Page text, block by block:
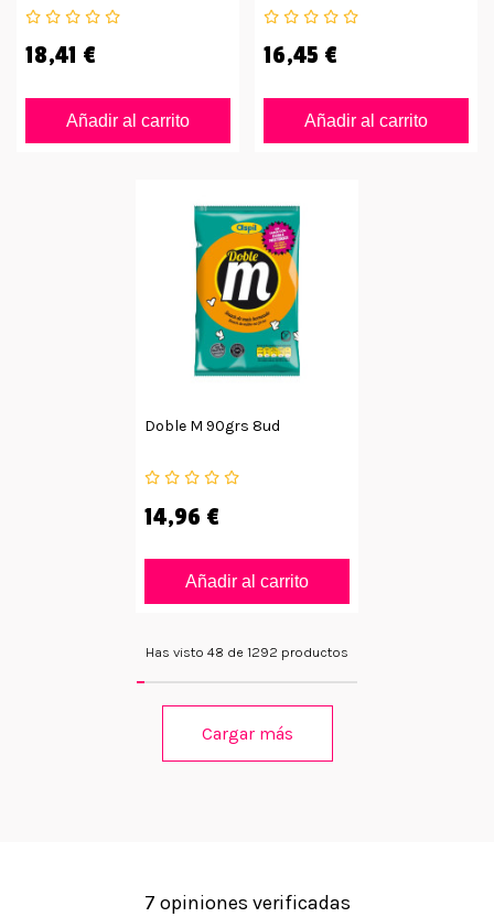
18,41 €
Añadir al carrito
16,45 €
Añadir al carrito
Doble M 90grs 8ud
14,96 €
Añadir al carrito
Has visto 48 de 1292 productos
Cargar más
7 opiniones verificadas